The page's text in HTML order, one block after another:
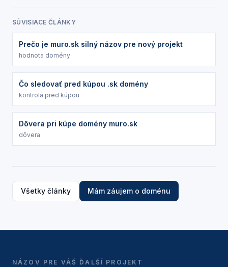
SÚVISIACE ČLÁNKY
Prečo je muro.sk silný názov pre nový projekt
hodnota domény
Čo sledovať pred kúpou .sk domény
kontrola pred kúpou
Dôvera pri kúpe domény muro.sk
dôvera
Všetky články Mám záujem o doménu
NÁZOV PRE VÁŠ ĎALŠÍ PROJEKT